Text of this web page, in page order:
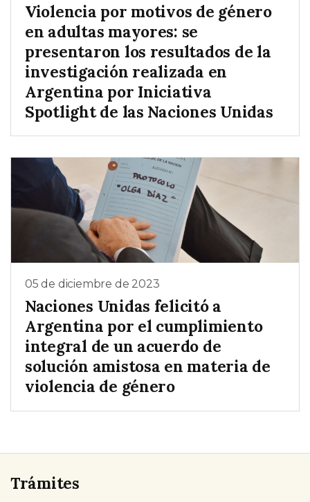
Violencia por motivos de género
en adultas mayores: se
presentaron los resultados de la
investigación realizada en
Argentina por Iniciativa
Spotlight de las Naciones Unidas
05 de diciembre de 2023
Naciones Unidas felicitó a
Argentina por el cumplimiento
integral de un acuerdo de
solución amistosa en materia de
violencia de género
Trámites